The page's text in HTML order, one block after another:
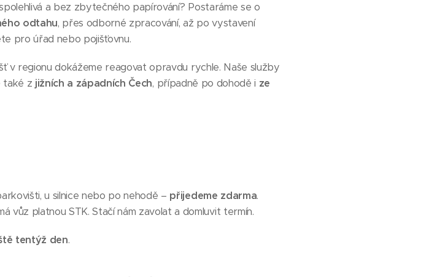
a bez zbytečného papírování? Postaráme se o
odtahu, přes odborné zpracování, až po vystavení
pro úřad nebo pojišťovnu.
v regionu dokážeme reagovat opravdu rychle. Naše služby
také z jižních a západních Čech, případně po dohodě i ze
u silnice nebo po nehodě – přijedeme zdarma.
vůz platnou STK. Stačí nám zavolat a domluvit termín.
tentýž den.